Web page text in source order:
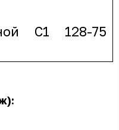
С1 128-75